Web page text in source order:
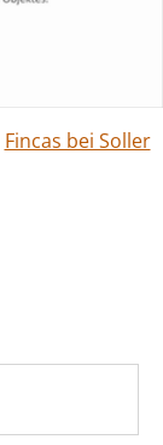
Fincas bei Soller